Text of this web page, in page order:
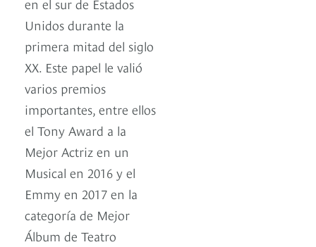
Unidos durante la
primera mitad del siglo
XX. Este papel le valió
varios premios
importantes, entre ellos
el Tony Award a la
Mejor Actriz en un
Musical en 2016 y el
Emmy en 2017 en la
categoría de Mejor
Álbum de Teatro